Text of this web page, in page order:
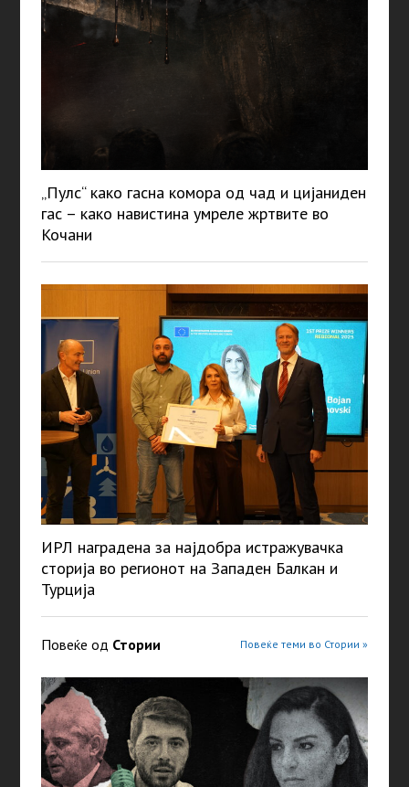
„Пулс“ како гасна комора од чад и цијаниден
гас – како навистина умреле жртвите во
Кочани
ИРЛ наградена за најдобра истражувачка
сторија во регионот на Западен Балкан и
Турција
Повеќе од Стории Повеќе теми во Стории »